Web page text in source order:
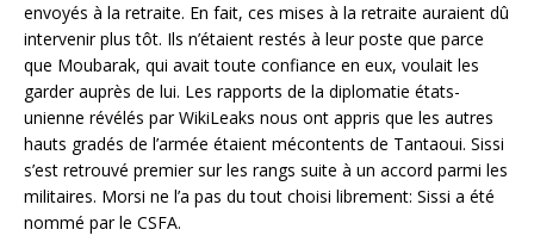
envoyés à la retraite. En fait, ces mises à la retraite auraient dû
intervenir plus tôt. Ils n’étaient restés à leur poste que parce
que Moubarak, qui avait toute confiance en eux, voulait les
garder auprès de lui. Les rapports de la diplomatie états-
unienne révélés par WikiLeaks nous ont appris que les autres
hauts gradés de l’armée étaient mécontents de Tantaoui. Sissi
s’est retrouvé premier sur les rangs suite à un accord parmi les
militaires. Morsi ne l’a pas du tout choisi librement: Sissi a été
nommé par le CSFA.